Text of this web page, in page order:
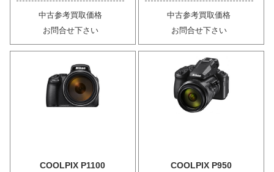
中古参考買取価格
お問合せ下さい
中古参考買取価格
お問合せ下さい
COOLPIX P1100 COOLPIX P950